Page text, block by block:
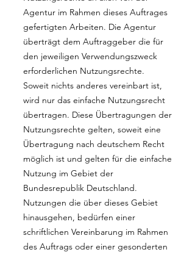
Agentur im Rahmen dieses Auftrages
gefertigten Arbeiten. Die Agentur
überträgt dem Auftraggeber die für
den jeweiligen Verwendungszweck
erforderlichen Nutzungsrechte.
Soweit nichts anderes vereinbart ist,
wird nur das einfache Nutzungsrecht
übertragen. Diese Übertragungen der
Nutzungsrechte gelten, soweit eine
Übertragung nach deutschem Recht
möglich ist und gelten für die einfache
Nutzung im Gebiet der
Bundesrepublik Deutschland.
Nutzungen die über dieses Gebiet
hinausgehen, bedürfen einer
schriftlichen Vereinbarung im Rahmen
des Auftrags oder einer gesonderten